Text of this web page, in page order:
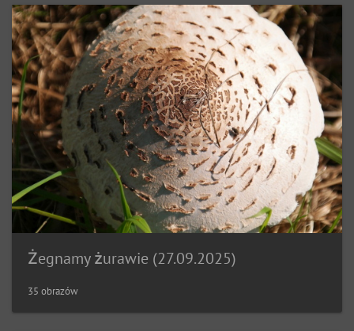
Żegnamy żurawie (27.09.2025)
35 obrazów